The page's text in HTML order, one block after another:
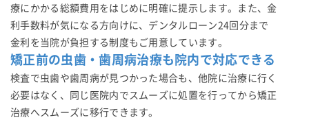
療にかかる総額費用をはじめに明確に提示します。また、金
利手数料が気になる方向けに、デンタルローン24回分まで
金利を当院が負担する制度もご用意しています。
矯正前の虫歯・歯周病治療も院内で対応できる
検査で虫歯や歯周病が見つかった場合も、他院に治療に行く
必要はなく、同じ医院内でスムーズに処置を行ってから矯正
治療へスムーズに移行できます。